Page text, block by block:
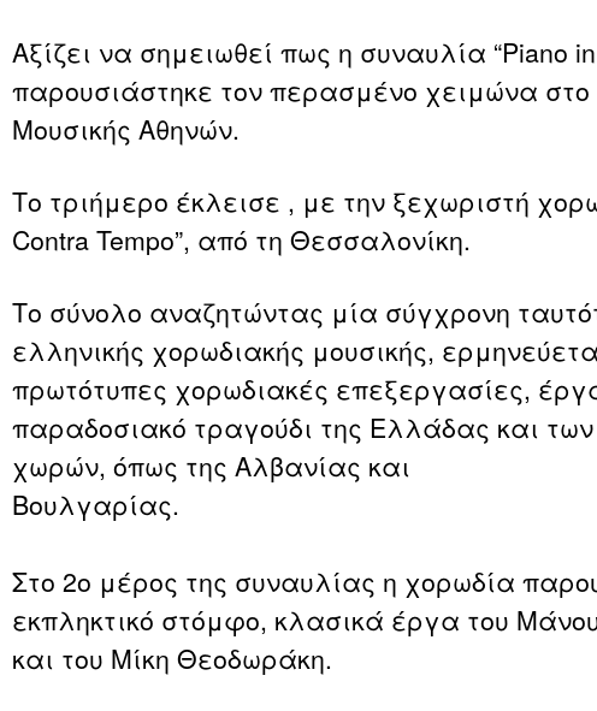
Αξίζει να σημειωθεί πως η συναυλία “Piano
παρουσιάστηκε τον περασμένο χειμώνα
Μουσικής Αθηνών.
Το τριήμερο έκλεισε , με την ξεχωριστή
Contra Tempo”, από τη Θεσσαλονίκη.
Το σύνολο αναζητώντας μία σύγχρονη
ελληνικής χορωδιακής μουσικής,
πρωτότυπες χορωδιακές επεξεργασίες,
παραδοσιακό τραγούδι της Ελλάδας και
χωρών, όπως της Αλβανίας και
Βουλγαρίας.
Στο 2ο μέρος της συναυλίας η χορωδία
εκπληκτικό στόμφο, κλασικά έργα του
και του Μίκη Θεοδωράκη.